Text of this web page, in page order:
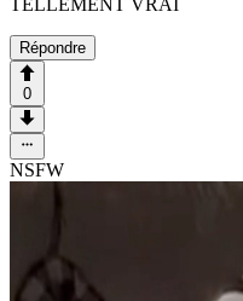
TELLEMENT VRAI
Répondre
0
NSFW